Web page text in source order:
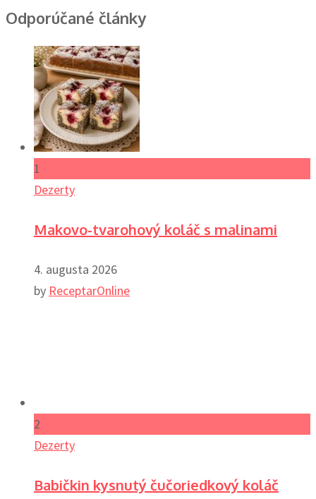
Odporúčané články
1
Dezerty
Makovo-tvarohový koláč s malinami
4. augusta 2026
by ReceptarOnline
2
Dezerty
Babičkin kysnutý čučoriedkový koláč